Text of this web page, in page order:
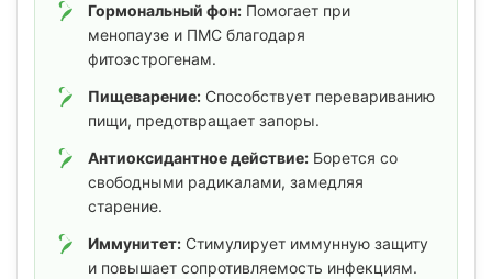
Гормональный фон: Помогает при
менопаузе и ПМС благодаря
фитоэстрогенам.
Пищеварение: Способствует перевариванию
пищи, предотвращает запоры.
Антиоксидантное действие: Борется со
свободными радикалами, замедляя
старение.
Иммунитет: Стимулирует иммунную защиту
и повышает сопротивляемость инфекциям.